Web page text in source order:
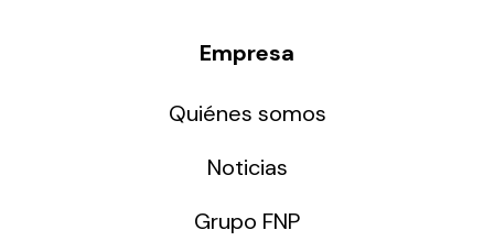
Empresa
Quiénes somos
Noticias
Grupo FNP